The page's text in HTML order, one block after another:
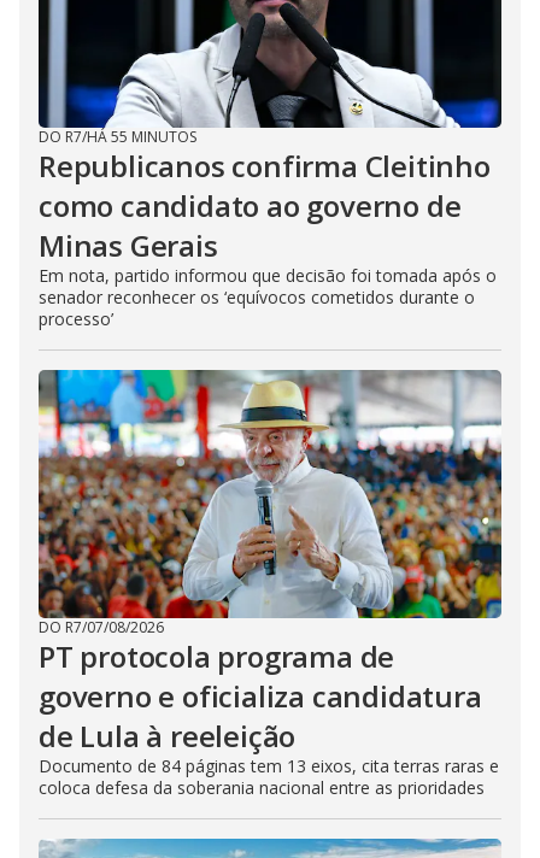
DO R7/HÁ 55 MINUTOS
Republicanos confirma Cleitinho
como candidato ao governo de
Minas Gerais
Em nota, partido informou que decisão foi tomada após o
senador reconhecer os ‘equívocos cometidos durante o
processo’
DO R7/07/08/2026
PT protocola programa de
governo e oficializa candidatura
de Lula à reeleição
Documento de 84 páginas tem 13 eixos, cita terras raras e
coloca defesa da soberania nacional entre as prioridades